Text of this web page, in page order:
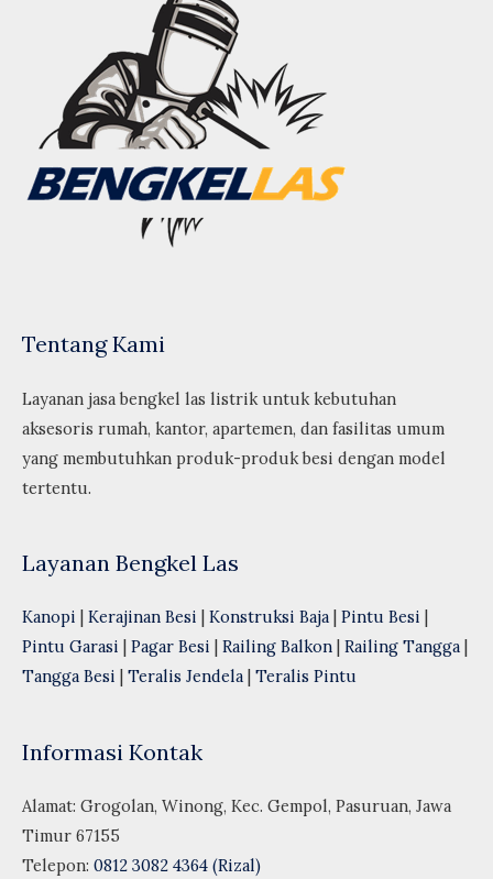
Tentang Kami
Layanan jasa bengkel las listrik untuk kebutuhan
aksesoris rumah, kantor, apartemen, dan fasilitas umum
yang membutuhkan produk-produk besi dengan model
tertentu.
Layanan Bengkel Las
Kanopi Kerajinan Besi Konstruksi Baja Pintu Besi
Pintu Garasi
Pagar Besi Railing Balkon Railing Tangga
Tangga Besi
Teralis Jendela Teralis Pintu
Informasi Kontak
Alamat: Grogolan, Winong, Kec. Gempol, Pasuruan, Jawa
Timur 67155
Telepon: 0812 3082 4364 (Rizal)